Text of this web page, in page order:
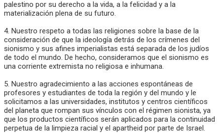
palestino por su derecho a la vida, a la felicidad y a la
materialización plena de su futuro.
4. Nuestro respeto a todas las religiones sobre la base de la
consideración de que la ideología detrás de los crímenes del
sionismo y sus afines imperialistas está separada de los judíos
de todo el mundo. De hecho, consideramos que el sionismo es
una corriente extremista no religiosa e inhumana.
5. Nuestro agradecimiento a las acciones espontáneas de
profesores y estudiantes de toda la región y del mundo y le
solicitamos a las universidades, institutos y centros científicos
del planeta que rompan sus vínculos con el régimen sionista, ya
que los productos científicos serán aplicados para la continuidad
perpetua de la limpieza racial y el apartheid por parte de Israel.